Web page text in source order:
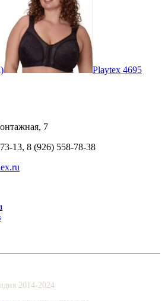
Playtex 4695
7
13, 8 (926) 558-78-38
2014-2024